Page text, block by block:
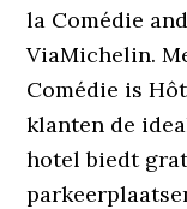
la Comédie
ViaMichelin.
Comédie is
klanten de
hotel biedt